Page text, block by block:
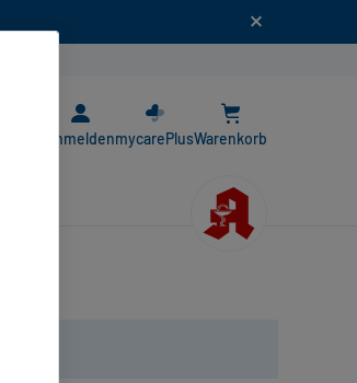
AnmeldenmycarePlusWarenkorb